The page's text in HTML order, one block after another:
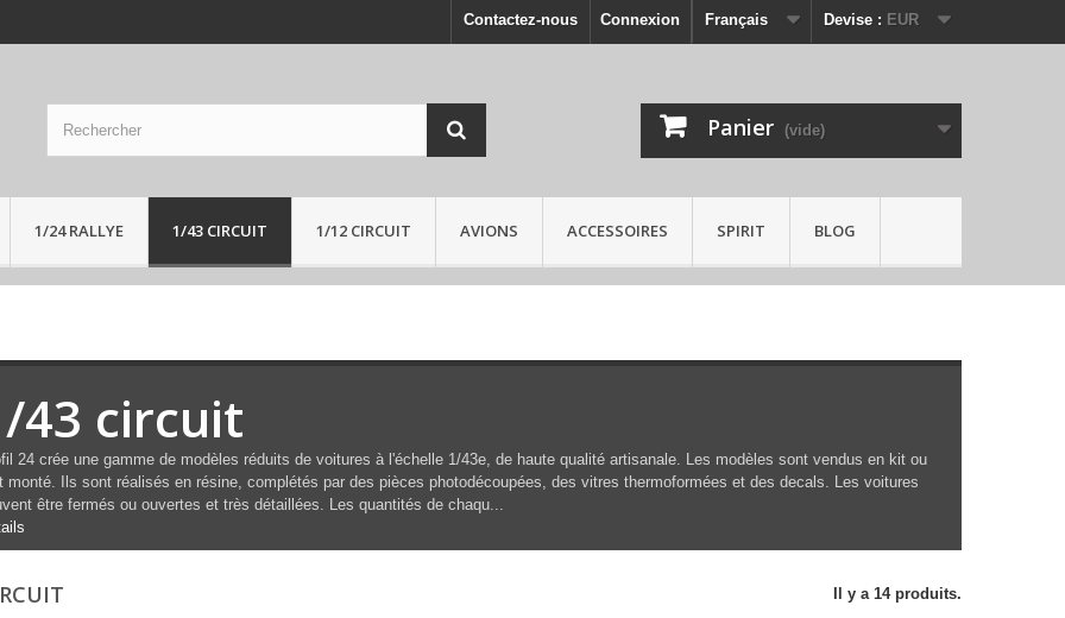
Devise : EUR
Français
Connexion
Contactez-nous
Panier (vide)
1/24 RALLYE 1/43 CIRCUIT 1/12 CIRCUIT AVIONS ACCESSOIRES SPIRIT BLOG
43 circuit
24 crée une gamme de modèles réduits de voitures à l'échelle 1/43e, de haute qualité artisanale. Les modèles sont vendus en kit ou
monté. Ils sont réalisés en résine, complétés par des pièces photodécoupées, des vitres thermoformées et des decals. Les voitures
être fermés ou ouvertes et très détaillées. Les quantités de chaqu...
Il y a 14 produits.